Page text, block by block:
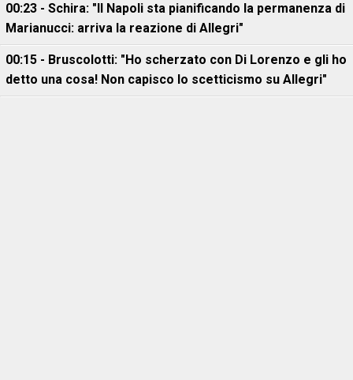
00:23 - Schira: "Il Napoli sta pianificando la permanenza di
Marianucci: arriva la reazione di Allegri"
00:15 - Bruscolotti: "Ho scherzato con Di Lorenzo e gli ho
detto una cosa! Non capisco lo scetticismo su Allegri"